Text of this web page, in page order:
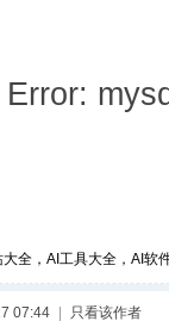
全，AI工具大全，AI软
07:44 只看该作者